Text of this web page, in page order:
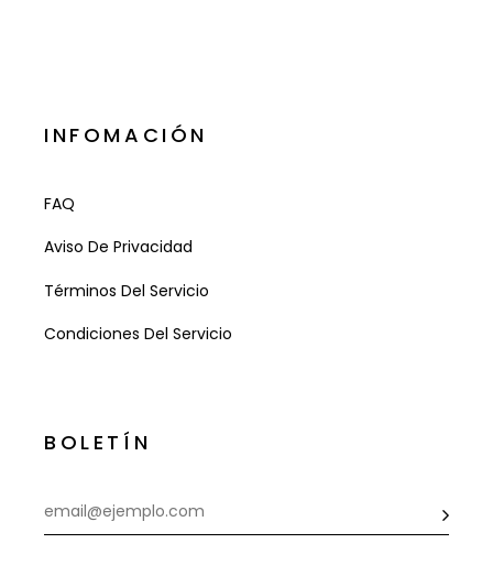
INFOMACIÓN
FAQ
Aviso De Privacidad
Términos Del Servicio
Condiciones Del Servicio
BOLETÍN